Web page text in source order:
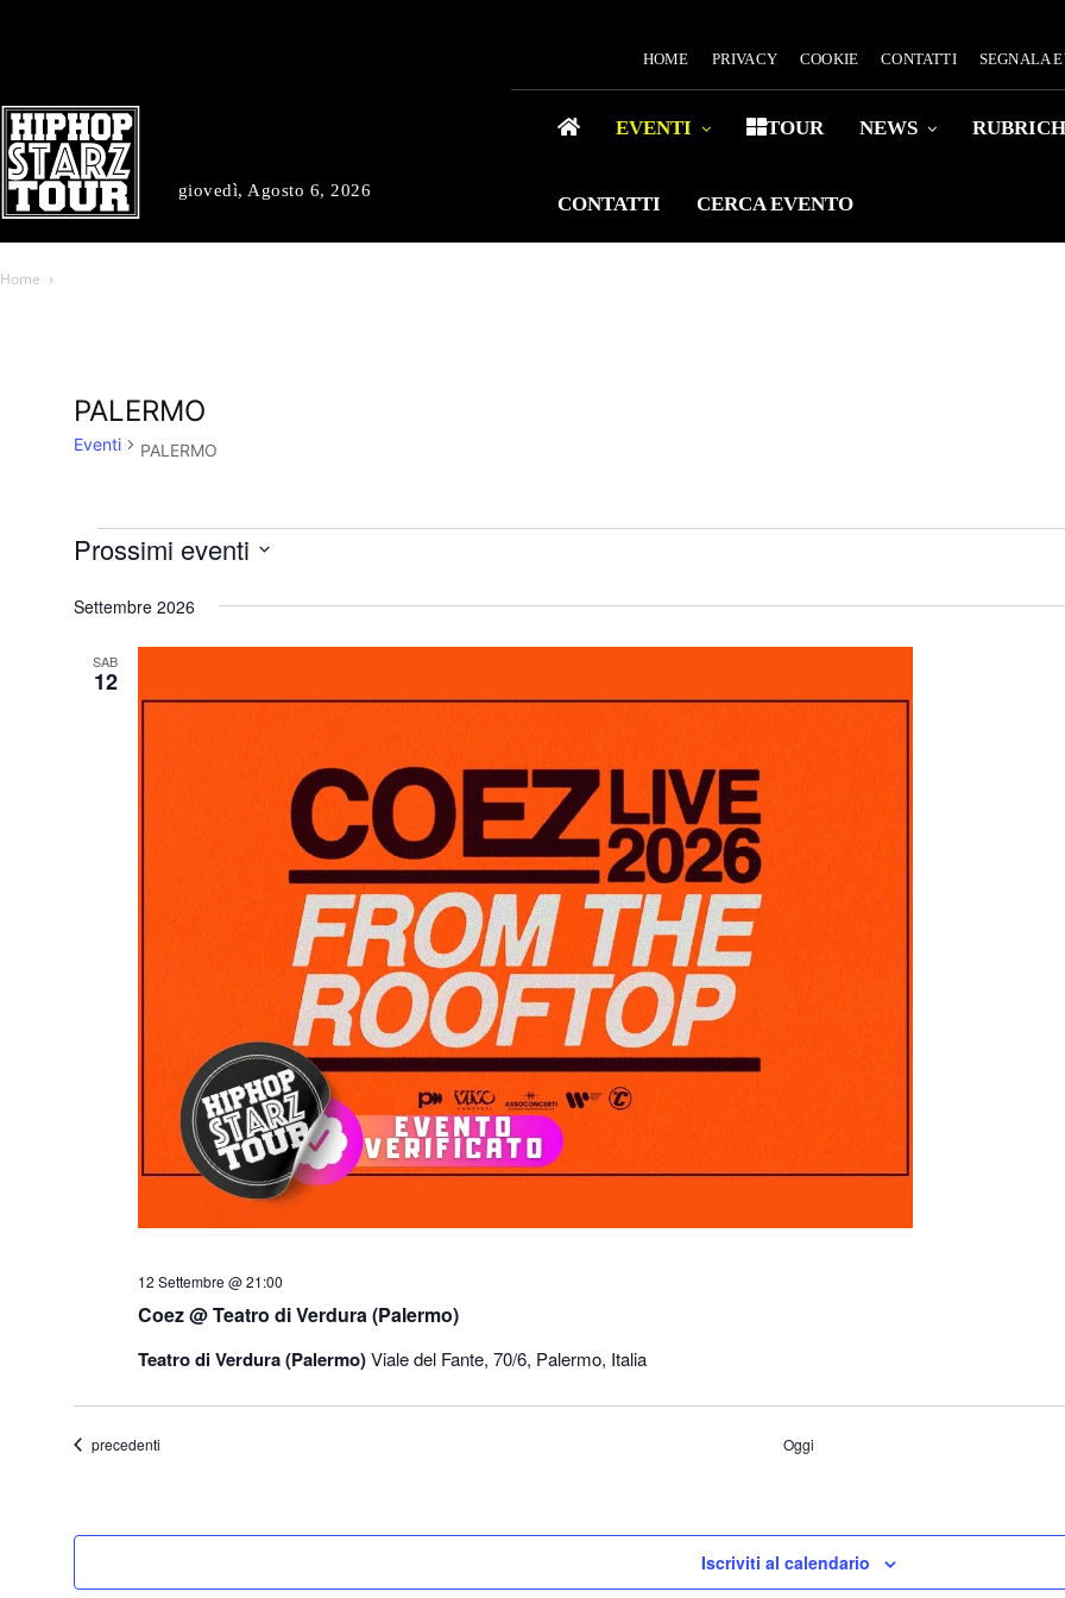
giovedì, Agosto 6, 2026
HOME PRIVACY COOKIE CONTATTI SEGNALA
EVENTI TOUR NEWS
CONTATTI CERCA EVENTO
Home
PALERMO
Eventi PALERMO
Eventi
Prossimi eventi
la
Settembre 2026
SAB
12
Coez @ Teatro di Verdura (Palermo)
12 Settembre @ 21:00
Teatro di Verdura (Palermo)Viale del Fante, 70/6, Palermo, Italia
Eventi
precedenti Oggi
Iscriviti al calendario